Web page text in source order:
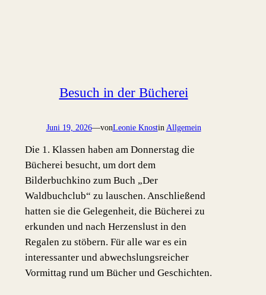
Besuch in der Bücherei
Juni 19, 2026—vonLeonie Knostin Allgemein
Die 1. Klassen haben am Donnerstag die
Bücherei besucht, um dort dem
Bilderbuchkino zum Buch „Der
Waldbuchclub“ zu lauschen. Anschließend
hatten sie die Gelegenheit, die Bücherei zu
erkunden und nach Herzenslust in den
Regalen zu stöbern. Für alle war es ein
interessanter und abwechslungsreicher
Vormittag rund um Bücher und Geschichten.